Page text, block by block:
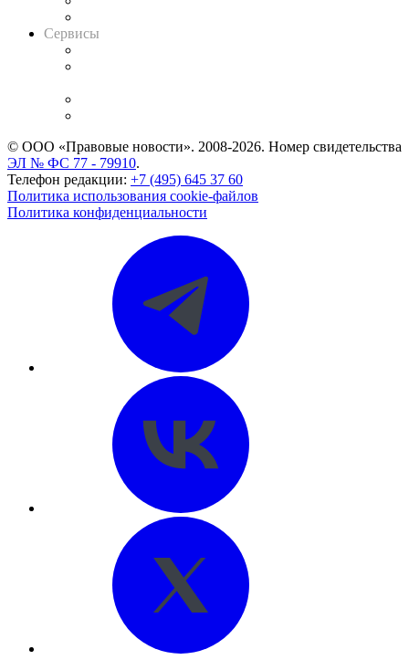
Сервисы
© ООО «Правовые новости». 2008-2026. Номер свидетельства
ЭЛ № ФС 77 - 79910.
Телефон редакции: +7 (495) 645 37 60
Политика использования cookie-файлов
Политика конфиденциальности